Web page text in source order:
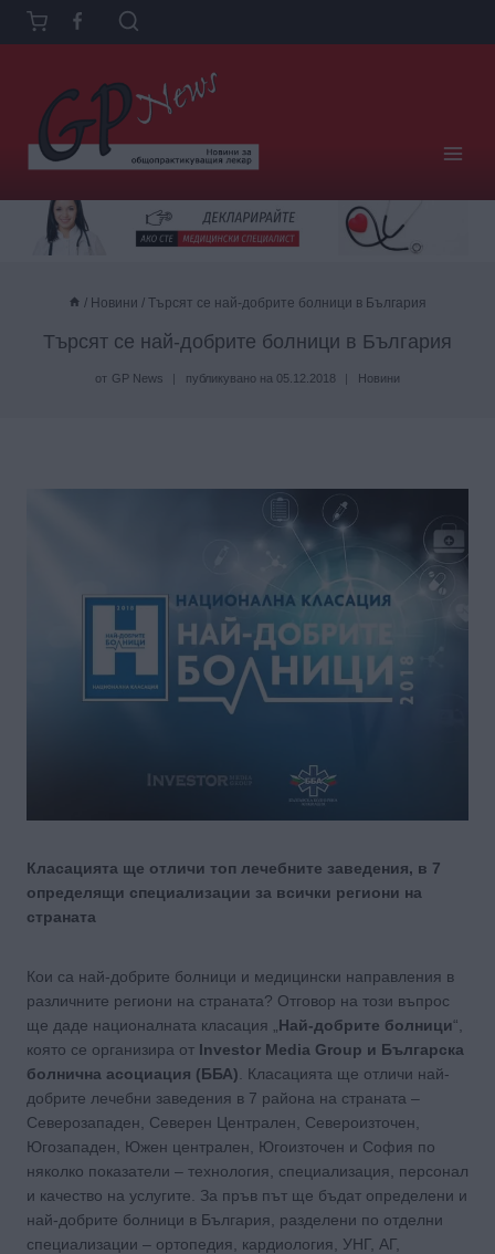
Към
съдържанието
/ Новини / Търсят се най-добрите болници в България
Търсят се най-добрите болници в България
от GP News публикувано на 05.12.2018 Новини
Класацията ще отличи топ лечебните заведения, в 7
определящи специализации за всички региони на
страната
Кои са най-добрите болници и медицински направления в
различните региони на страната? Отговор на този въпрос
ще даде националната класация „ Най-добрите болници“,
която се организира от Investor Media Group и Българска
болнична асоциация (ББА) . Класацията ще отличи най-
добрите лечебни заведения в 7 района на страната –
Северозападен, Северен Централен, Североизточен,
Югозападен, Южен централен, Югоизточен и София по
няколко показатели – технология, специализация, персонал
и качество на услугите. За пръв път ще бъдат определени и
най-добрите болници в България, разделени по отделни
специализации – ортопедия, кардиология, УНГ, АГ,